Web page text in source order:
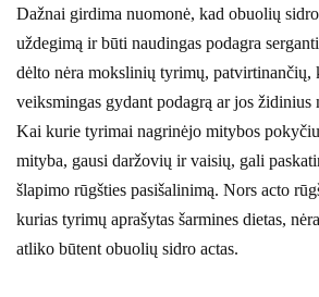
Dažnai girdima nuomonė, kad obuolių
uždegimą ir būti naudingas podagra
dėlto nėra mokslinių tyrimų, patvirtinančių,
veiksmingas gydant podagrą ar jos židinius
Kai kurie tyrimai nagrinėjo mitybos
mityba, gausi daržovių ir vaisių, gali
šlapimo rūgšties pasišalinimą. Nors acto
kurias tyrimų aprašytas šarmines dietas,
atliko būtent obuolių sidro actas.